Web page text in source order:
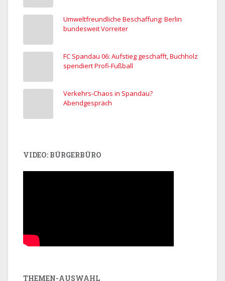
Umweltfreundliche Beschaffung: Berlin
bundesweit Vorreiter
FC Spandau 06: Aufstieg geschafft, Buchholz
spendiert Profi-Fußball
Verkehrs-Chaos in Spandau?
Abendgespräch
VIDEO: BÜRGERBÜRO
THEMEN-AUSWAHL